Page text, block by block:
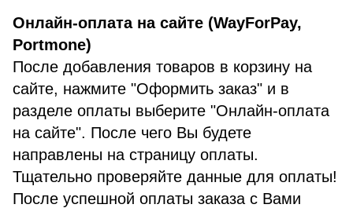
Онлайн-оплата на сайте (WayForPay,
Portmone)
После добавления товаров в корзину на
сайте, нажмите "Оформить заказ" и в
разделе оплаты выберите "Онлайн-оплата
на сайте". После чего Вы будете
направлены на страницу оплаты.
Тщательно проверяйте данные для оплаты!
После успешной оплаты заказа с Вами